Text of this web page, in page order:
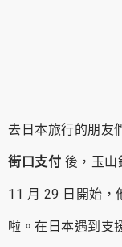
去日本旅行的朋友
街口支付 後，玉山
11 月 29 日開始，
啦。在日本遇到支